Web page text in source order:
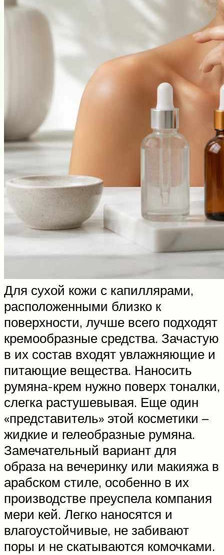
Для сухой кожи с капиллярами,
расположенными близко к
поверхности, лучше всего подходят
кремообразные средства. Зачастую
в их состав входят увлажняющие и
питающие вещества. Наносить
румяна-крем нужно поверх тоналки,
слегка растушевывая. Еще один
«представитель» этой косметики –
жидкие и гелеобразные румяна.
Замечательный вариант для
образа на вечеринку или макияжа в
арабском стиле, особенно в их
производстве преуспела компания
мери кей. Легко наносятся и
влагоустойчивые, не забивают
поры и не скатываются комочками.